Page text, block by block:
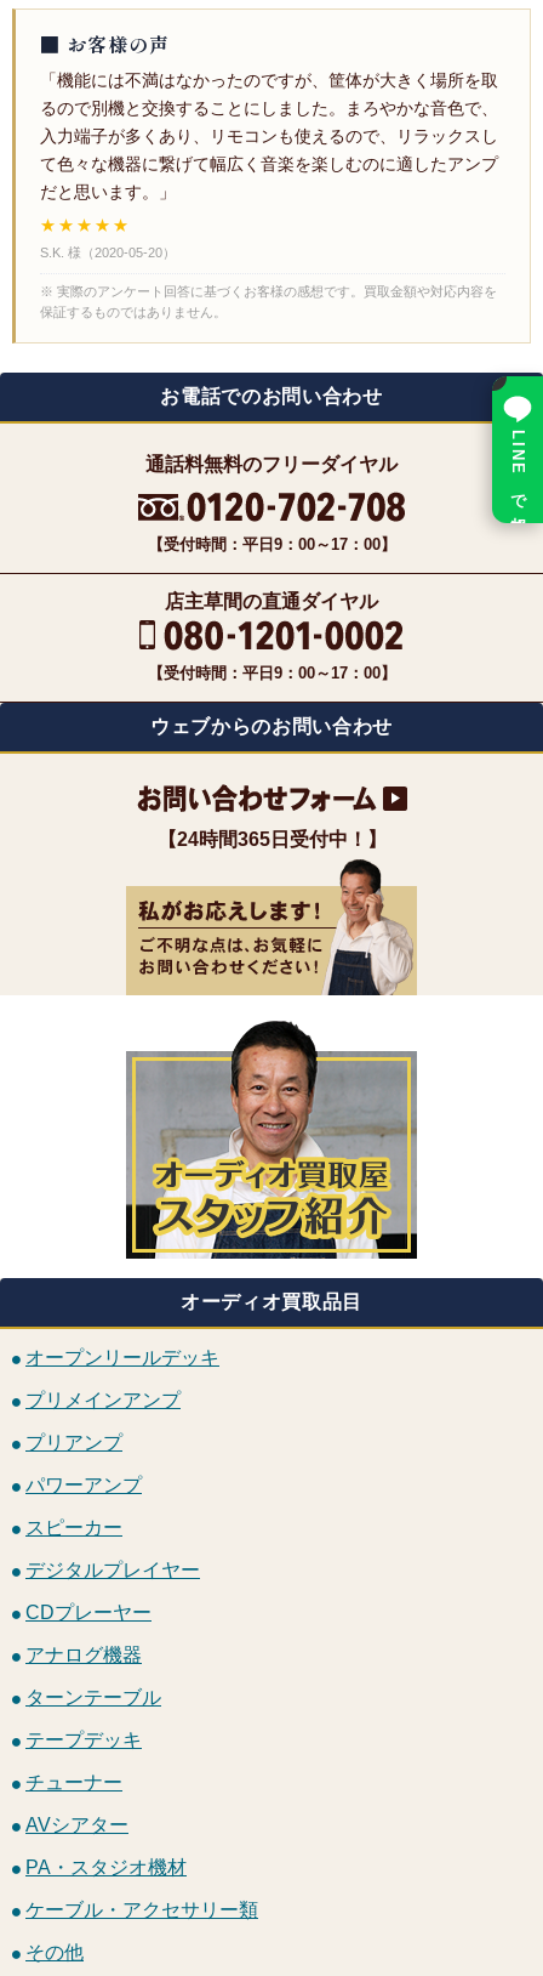
■ お客様の声
「機能には不満はなかったのですが、筐体が大きく場所を取
るので別機と交換することにしました。まろやかな音色で、
入力端子が多くあり、リモコンも使えるので、リラックスし
て色々な機器に繋げて幅広く音楽を楽しむのに適したアンプ
だと思います。」
★★★★★
S.K. 様 （2020-05-20）
※ 実際のアンケート回答に基づくお客様の感想です。買取金額や対応内容を
保証するものではありません。
お電話でのお問い合わせ
通話料無料のフリーダイヤル
【受付時間：平日9：00～17：00】
店主草間の直通ダイヤル
【受付時間：平日9：00～17：00】
ウェブからのお問い合わせ
【24時間365日受付中！】
オーディオ買取品目
オープンリールデッキ
プリメインアンプ
プリアンプ
パワーアンプ
スピーカー
デジタルプレイヤー
CDプレーヤー
アナログ機器
ターンテーブル
テープデッキ
チューナー
AVシアター
PA・スタジオ機材
ケーブル・アクセサリー類
その他
LINE で相談
×